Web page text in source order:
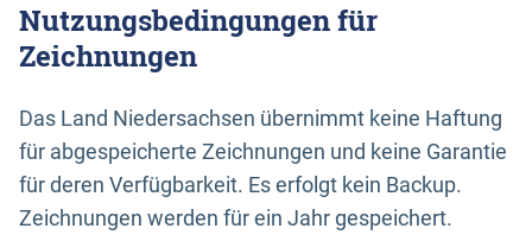
Nutzungsbedingungen für
Zeichnungen
Das Land Niedersachsen übernimmt keine Haftung
für abgespeicherte Zeichnungen und keine Garantie
für deren Verfügbarkeit. Es erfolgt kein Backup.
Zeichnungen werden für ein Jahr gespeichert.